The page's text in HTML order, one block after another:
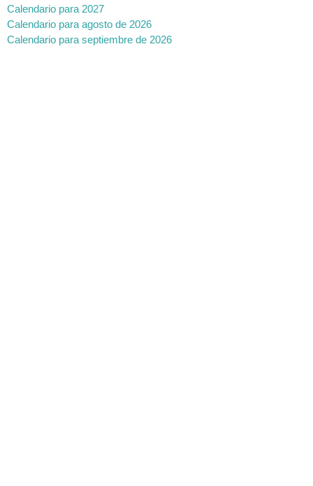
Calendario para 2027
Calendario para agosto de 2026
Calendario para septiembre de 2026